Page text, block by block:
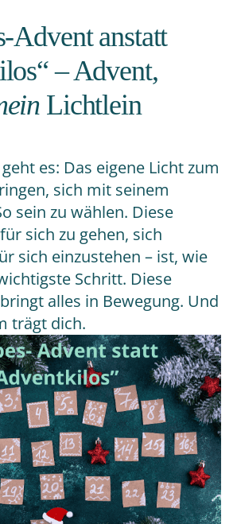
Advent anstatt
– Advent,
Lichtlein
es: Das eigene Licht zum
sich mit seinem
sein zu wählen. Diese
sich zu gehen, sich
sich einzustehen – ist, wie
Schritt. Diese
alles in Bewegung. Und
trägt dich.